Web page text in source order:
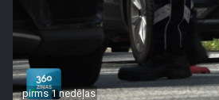
pirms 1 nedēļas